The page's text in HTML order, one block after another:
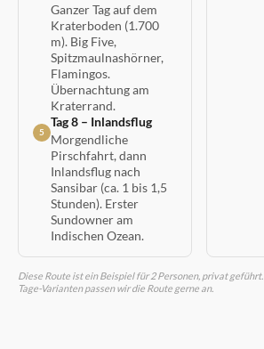
Ganzer Tag auf dem
Kraterboden (1.700
m). Big Five,
Spitzmaulnashörner,
Flamingos.
Übernachtung am
Kraterrand.
5
Tag 8 – Inlandsflug
Morgendliche
Pirschfahrt, dann
Inlandsflug nach
Sansibar (ca. 1 bis 1,5
Stunden). Erster
Sundowner am
Indischen Ozean.
Diese Route ist ein Beispiel für 2 Personen, privat
Tage-Varianten passen wir die Route gerne an.